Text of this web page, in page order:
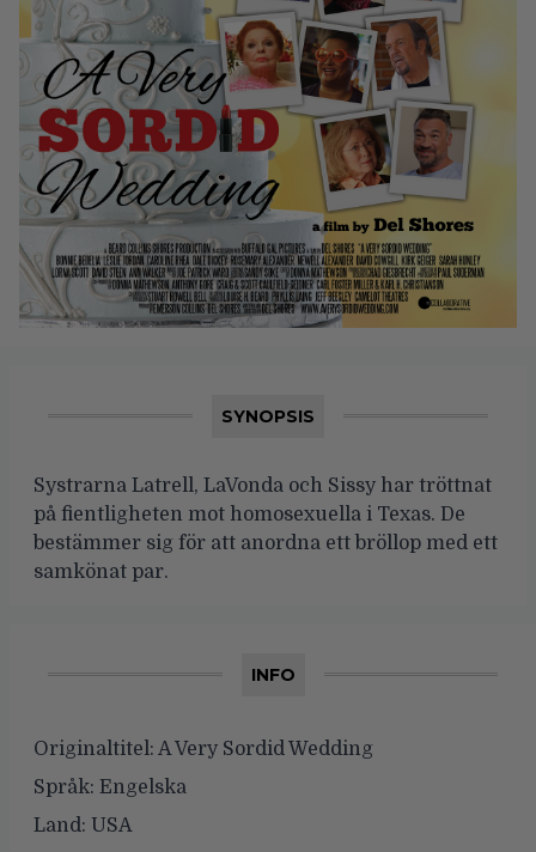
SYNOPSIS
Systrarna Latrell, LaVonda och Sissy har tröttnat
på fientligheten mot homosexuella i Texas. De
bestämmer sig för att anordna ett bröllop med ett
samkönat par.
INFO
Originaltitel: A Very Sordid Wedding
Språk: Engelska
Land: USA